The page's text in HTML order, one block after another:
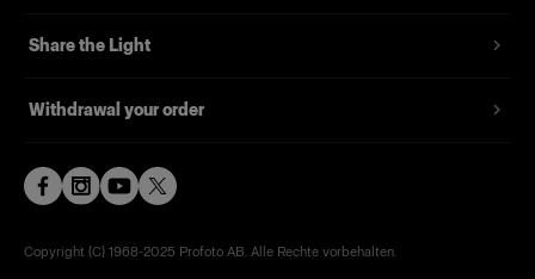
Share the Light
Withdrawal your order
Copyright (C) 1968-2025 Profoto AB. Alle Rechte vorbehalten.